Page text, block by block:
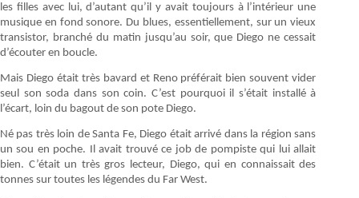
les filles avec lui, d’autant qu’il y avait toujours à l’intérieur une
musique en fond sonore. Du blues, essentiellement, sur un vieux
transistor, branché du matin jusqu’au soir, que Diego ne cessait
d’écouter en boucle.
Mais Diego était très bavard et Reno préférait bien souvent vider
seul son soda dans son coin. C’est pourquoi il s’était installé à
l’écart, loin du bagout de son pote Diego.
Né pas très loin de Santa Fe, Diego était arrivé dans la région sans
un sou en poche. Il avait trouvé ce job de pompiste qui lui allait
bien. C’était un très gros lecteur, Diego, qui en connaissait des
tonnes sur toutes les légendes du Far West.